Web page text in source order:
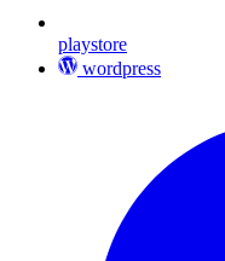
playstore
wordpress